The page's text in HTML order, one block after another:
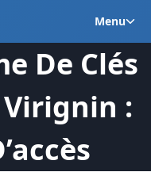
Menu
De Clés
Virignin :